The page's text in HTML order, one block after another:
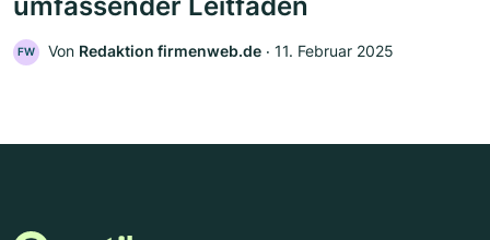
FW Von Redaktion firmenweb.de ‧ 11. Februar 2025